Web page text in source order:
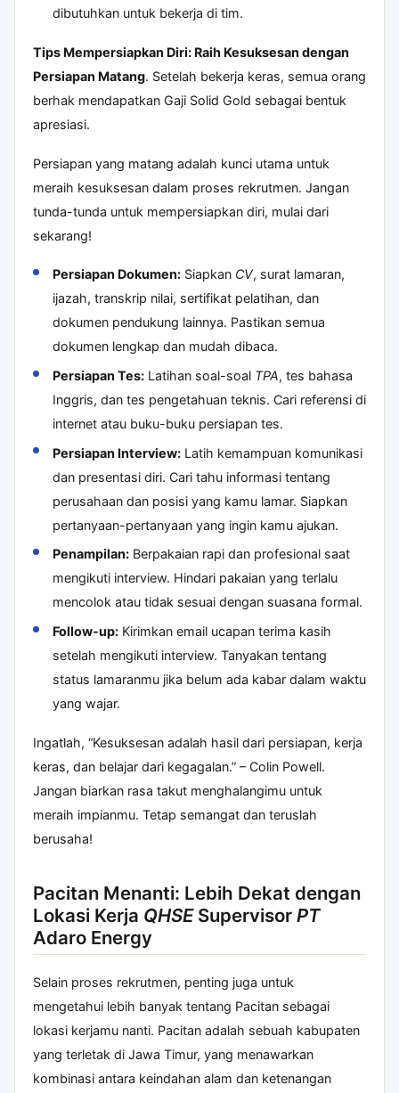
dibutuhkan untuk bekerja di tim.
Tips Mempersiapkan Diri: Raih Kesuksesan dengan
Persiapan Matang. Setelah bekerja keras, semua orang
berhak mendapatkan Gaji Solid Gold sebagai bentuk
apresiasi.
Persiapan yang matang adalah kunci utama untuk
meraih kesuksesan dalam proses rekrutmen. Jangan
tunda-tunda untuk mempersiapkan diri, mulai dari
sekarang!
Persiapan Dokumen:Siapkan CV, surat lamaran,
ijazah, transkrip nilai, sertifikat pelatihan, dan
dokumen pendukung lainnya. Pastikan semua
dokumen lengkap dan mudah dibaca.
Persiapan Tes:Latihan soal-soal TPA, tes bahasa
Inggris, dan tes pengetahuan teknis. Cari referensi di
internet atau buku-buku persiapan tes.
Persiapan Interview:Latih kemampuan komunikasi
dan presentasi diri. Cari tahu informasi tentang
perusahaan dan posisi yang kamu lamar. Siapkan
pertanyaan-pertanyaan yang ingin kamu ajukan.
Penampilan:Berpakaian rapi dan profesional saat
mengikuti interview. Hindari pakaian yang terlalu
mencolok atau tidak sesuai dengan suasana formal.
Follow-up:Kirimkan email ucapan terima kasih
setelah mengikuti interview. Tanyakan tentang
status lamaranmu jika belum ada kabar dalam waktu
yang wajar.
Ingatlah, “Kesuksesan adalah hasil dari persiapan, kerja
keras, dan belajar dari kegagalan.” – Colin Powell.
Jangan biarkan rasa takut menghalangimu untuk
meraih impianmu. Tetap semangat dan teruslah
berusaha!
Pacitan Menanti: Lebih Dekat dengan
Lokasi Kerja QHSESupervisor PT
Adaro Energy
Selain proses rekrutmen, penting juga untuk
mengetahui lebih banyak tentang Pacitan sebagai
lokasi kerjamu nanti. Pacitan adalah sebuah kabupaten
yang terletak di Jawa Timur, yang menawarkan
kombinasi antara keindahan alam dan ketenangan